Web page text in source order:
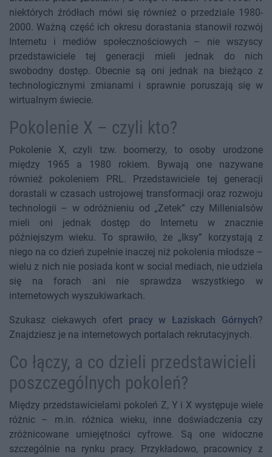
niektórych źródłach mówi się również o przedziale 1980-
2000. Ważną część ich okresu dorastania stanowił rozwój
Internetu i mediów społecznościowych – nie wszyscy
przedstawiciele tej generacji mieli jednak do nich
swobodny dostęp. Obecnie są oni jednak na bieżąco z
technologicznymi zmianami i sprawnie poruszają się w
wirtualnym świecie.
Pokolenie X – czyli kto?
Pokolenie X, czyli tzw. boomerzy, to osoby urodzone
między 1965 a 1980 rokiem. Bywają one nazywane
również pokoleniem PRL. Przedstawiciele tej generacji
dorastali w czasach ustrojowej transformacji oraz rozwoju
technologii – w odróżnieniu od „Zetek” czy Millenialsów
mieli oni jednak dostęp do Internetu w znacznie
późniejszym wieku. To sprawiło, że „Iksy” korzystają z
niego na co dzień zupełnie inaczej niż pokolenia młodsze –
wielu z nich nie posiada kont w social mediach, nie udziela
się na forach ani nie sprawdza wszystkiego w
internetowych wyszukiwarkach.
Szukasz ciekawych ofert pracy w Łaziskach Górnych?
Znajdziesz je na internetowych portalach rekrutacyjnych.
Co łączy, a co dzieli przedstawicieli
poszczególnych pokoleń?
Między przedstawicielami pokoleń Z, Y i X występuje wiele
różnic – m.in. różnica wieku, inne doświadczenia czy
zróżnicowane umiejętności cyfrowe. Są one widoczne
szczególnie na rynku pracy. Przykładowo, pracownicy z